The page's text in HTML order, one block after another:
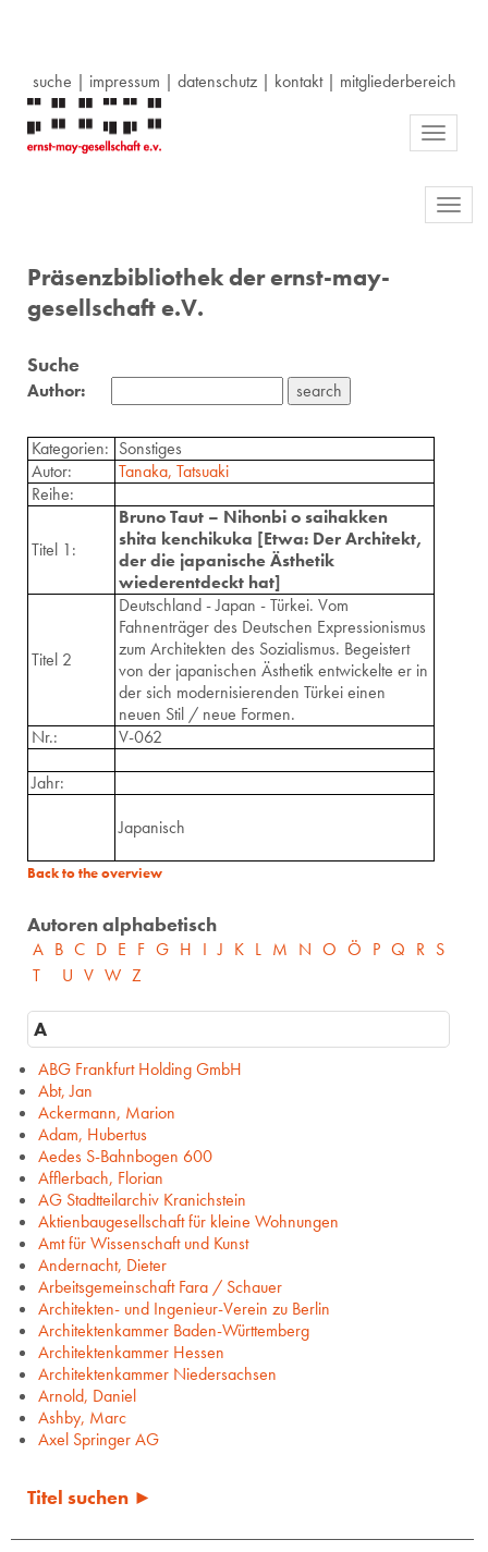
suche | impressum | datenschutz| kontakt| mitgliederbereich
Toggle
Präsenzbibliothek der ernst-may-
gesellschaft e.V.
Suche
Author:
Kategorien: Sonstiges
Autor:
Tanaka, Tatsuaki
Reihe:
Titel 1:
Bruno Taut – Nihonbi o saihakken
shita kenchikuka [Etwa: Der Architekt,
der die japanische Ästhetik
wiederentdeckt hat]
Titel 2
Deutschland - Japan - Türkei. Vom
Fahnenträger des Deutschen Expressionismus
zum Architekten des Sozialismus. Begeistert
von der japanischen Ästhetik entwickelte er in
der sich modernisierenden Türkei einen
neuen Stil / neue Formen.
Nr.:
V-062
Jahr:
Japanisch
Back to the overview
Autoren alphabetisch
A B C D E F G H I J K L M N O Ö P Q R S
T
U V W Z
A
ABG Frankfurt Holding GmbH
Abt, Jan
Ackermann, Marion
Adam, Hubertus
Aedes S-Bahnbogen 600
Afflerbach, Florian
AG Stadtteilarchiv Kranichstein
Aktienbaugesellschaft für kleine Wohnungen
Amt für Wissenschaft und Kunst
Andernacht, Dieter
Arbeitsgemeinschaft Fara / Schauer
Architekten- und Ingenieur-Verein zu Berlin
Architektenkammer Baden-Württemberg
Architektenkammer Hessen
Architektenkammer Niedersachsen
Arnold, Daniel
Ashby, Marc
Axel Springer AG
Titel suchen ►